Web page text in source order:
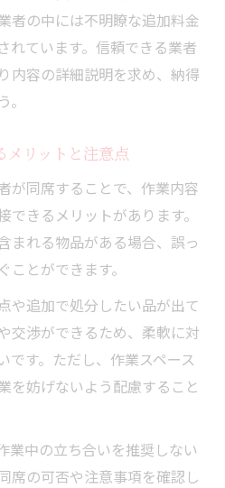
者の中には不明瞭な追加料金
れています。信頼できる業者
内容の詳細説明を求め、納得
リットと注意点
が同席することで、作業内容
きるメリットがあります。
まれる物品がある場合、誤っ
とができます。
や追加で処分したい品が出て
交渉ができるため、柔軟に対
です。ただし、作業スペース
を妨げないよう配慮すること
業中の立ち合いを推奨しない
席の可否や注意事項を確認し